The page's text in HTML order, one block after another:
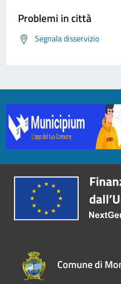
Problemi in città
Segnala disservizio
Comune di